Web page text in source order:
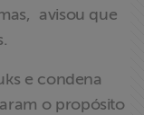
avisou que
e condena
o propósito